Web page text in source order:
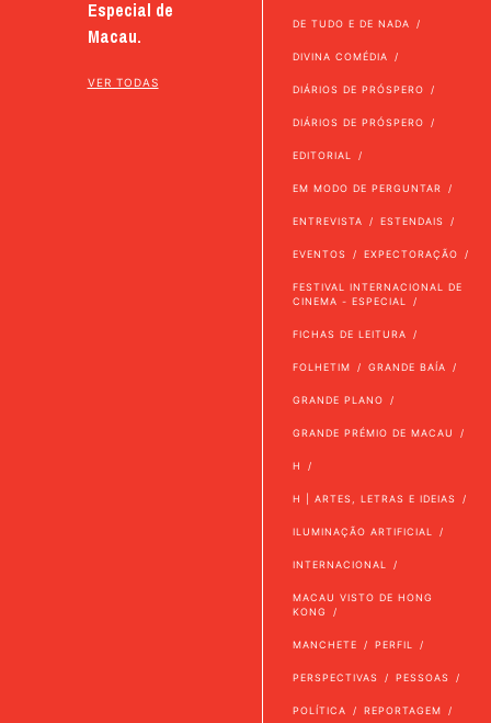
Especial de
Macau.
VER TODAS
DE TUDO E DE NADA
DIVINA COMÉDIA
DIÁRIOS DE PRÓSPERO
DIÁRIOS DE PRÓSPERO
EDITORIAL
EM MODO DE PERGUNTAR
ENTREVISTA ESTENDAIS
EVENTOS EXPECTORAÇÃO
FESTIVAL INTERNACIONAL DE
CINEMA - ESPECIAL
FICHAS DE LEITURA
FOLHETIM GRANDE BAÍA
GRANDE PLANO
GRANDE PRÉMIO DE MACAU
H
H | ARTES, LETRAS E IDEIAS
ILUMINAÇÃO ARTIFICIAL
INTERNACIONAL
MACAU VISTO DE HONG
KONG
MANCHETE PERFIL
PERSPECTIVAS PESSOAS
POLÍTICA REPORTAGEM